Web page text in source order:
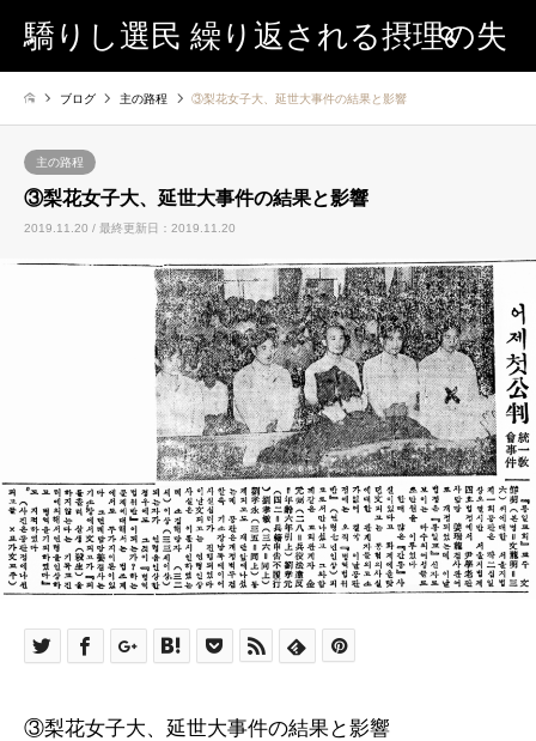
驕りし選民 繰り返される摂理の失
敗
検索
ブログ 主の路程 ③梨花女子大、延世大事件の結果と影響
主の路程
③梨花女子大、延世大事件の結果と影響
2019.11.20 / 最終更新日：2019.11.20
③梨花女子大、延世大事件の結果と影響